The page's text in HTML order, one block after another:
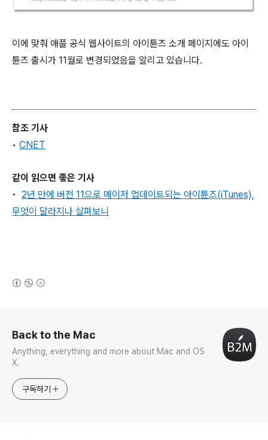
이에 맞춰 애플 공식 웹사이트의 아이튠즈 소개 페이지에도 아이
튠즈 출시가 11월로 변경되었음을 알리고 있습니다.
참조 기사
• CNET
같이 읽으면 좋은 기사
• 2년 만에 버전 11으로 메이저 업데이트되는 아이튠즈(iTunes),
무엇이 달라지나 살펴보니
Back to the Mac
Anything, everything and more about Mac and OS
X.
구독하기